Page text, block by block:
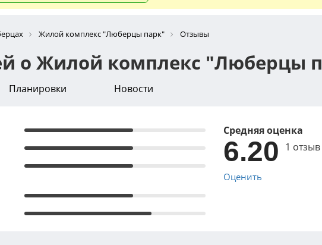
Жилой комплекс "Люберцы парк" Отзывы
о Жилой комплекс "Люберцы
Планировки Новости
Средняя оценка
6.20 1 отзыв
Оценить